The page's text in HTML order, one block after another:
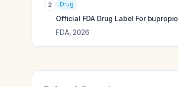
2 Drug
Official FDA Drug Label For
FDA, 2026